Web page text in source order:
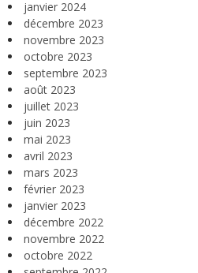
janvier 2024
décembre 2023
novembre 2023
octobre 2023
septembre 2023
août 2023
juillet 2023
juin 2023
mai 2023
avril 2023
mars 2023
février 2023
janvier 2023
décembre 2022
novembre 2022
octobre 2022